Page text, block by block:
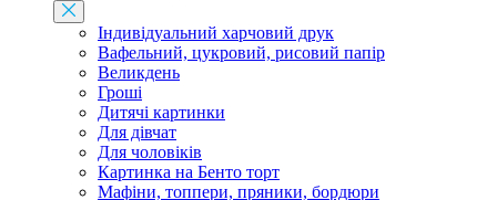
Індивідуальний харчовий друк
Вафельний, цукровий, рисовий папір
Великдень
Гроші
Дитячі картинки
Для дівчат
Для чоловіків
Картинка на Бенто торт
Мафіни, топпери, пряники, бордюри